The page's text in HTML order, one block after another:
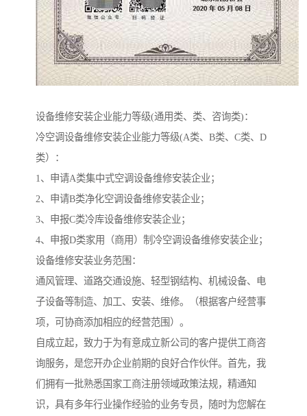
设备维修安装企业能力等级(通用类、类、咨询类)：
冷空调设备维修安装企业能力等级(A类、B类、C类、D
类）：
1、申请A类集中式空调设备维修安装企业；
2、申请B类净化空调设备维修安装企业；
3、申报C类冷库设备维修安装企业；
4、申报D类家用（商用）制冷空调设备维修安装企业；
设备维修安装业务范围：
通风管理、道路交通设施、轻型钢结构、机械设备、电
子设备等制造、加工、安装、维修。（根据客户经营事
项，可协商添加相应的经营范围）。
自成立起，致力于为有意成立新公司的客户提供工商咨
询服务，是您开办企业前期的良好合作伙伴。首先，我
们拥有一批熟悉国家工商注册领域政策法规，精通知
识，具有多年行业操作经验的业务专员，随时为您解在